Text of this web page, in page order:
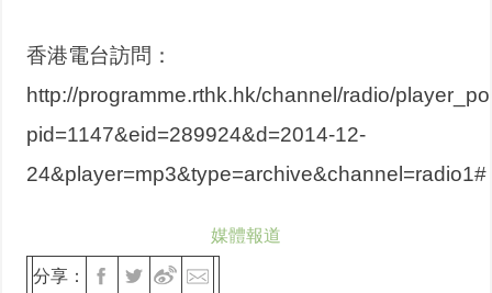
香港電台訪問：
http://programme.rthk.hk/channel/radio/
pid=1147&eid=289924&d=2014-12-
24&player=mp3&type=archive&channel=radio1#
媒體報道
分享：